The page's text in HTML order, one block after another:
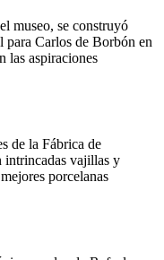
museo, se construyó
para Carlos de Borbón en
las aspiraciones
de la Fábrica de
intrincadas vajillas y
porcelanas